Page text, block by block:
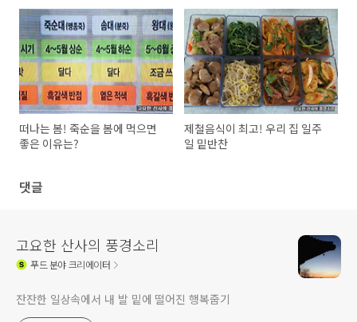
떠나는 봄! 죽순을 봄에 먹으면
좋은 이유는?
제철음식이 최고! 우리 집 일주
일 밑반찬
댓글
고요한 산사의 풍경소리
푸드분야 크리에이터
잔잔한 일상속에서 내 발 밑에 떨어진 행복줍기